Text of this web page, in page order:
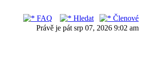
FAQ Hledat
Členové
Právě je pát srp 07, 2026 9:02 am